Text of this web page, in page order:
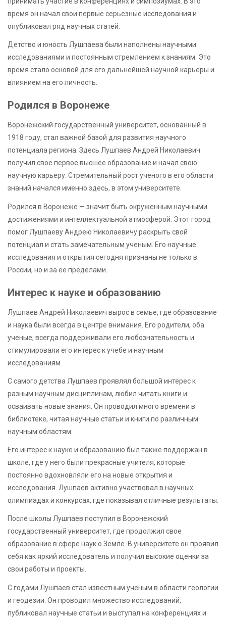
время он начал свои первые серьезные исследования и
опубликовал ряд научных статей.
Детство и юность Лушпаева были наполнены научными
исследованиями и постоянным стремлением к знаниям. Это
время стало основой для его дальнейшей научной карьеры и
влиянием на его личность.
Родился в Воронеже
Воронежский государственный университет, основанный в
1918 году, стал важной базой для развития научного
потенциала региона. Здесь Лушпаев Андрей Николаевич
получил свое первое высшее образование и начал свою
научную карьеру. Стремительный рост ученого в его области
знаний начался именно здесь, в этом университете.
Родился в Воронеже — значит быть окруженным научными
достижениями и интеллектуальной атмосферой. Этот город
помог Лушпаеву Андрею Николаевичу раскрыть свой
потенциал и стать замечательным ученым. Его научные
исследования и открытия сегодня признаны не только в
России, но и за ее пределами.
Интерес к науке и образованию
Лушпаев Андрей Николаевич вырос в семье, где образование
и наука были всегда в центре внимания. Его родители, оба
ученые, всегда поддерживали его любознательность и
стимулировали его интерес к учебе и научным
исследованиям.
С самого детства Лушпаев проявлял большой интерес к
разным научным дисциплинам, любил читать книги и
осваивать новые знания. Он проводил много времени в
библиотеке, читая научные статьи и книги по различным
научным областям.
Его интерес к науке и образованию был также поддержан в
школе, где у него были прекрасные учителя, которые
постоянно вдохновляли его на новые открытия и
исследования. Лушпаев активно участвовал в научных
олимпиадах и конкурсах, где показывал отличные результаты.
После школы Лушпаев поступил в Воронежский
государственный университет, где продолжил свое
образование в сфере наук о Земле. В университете он проявил
себя как яркий исследователь и получил высокие оценки за
свои работы и проекты.
С годами Лушпаев стал известным ученым в области геологии
и геодезии. Он проводил множество исследований,
публиковал научные статьи и выступал на конференциях и